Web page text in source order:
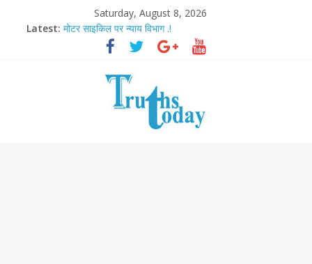
Saturday, August 8, 2026
Latest: मोटर साइकिल पर न्याय विभाग .!
Ram Mandir Pran Pratishthan-अयोध्या में विराजे रामलला
मासूम लेकिन खतरनाक है आरपीजी अटैक का नाबालिग आरोपी..!
अब फिल्मों के लिए धार्मिक बोर्ड..!
आज बिखर जाएगा इमरान खान का विकेट